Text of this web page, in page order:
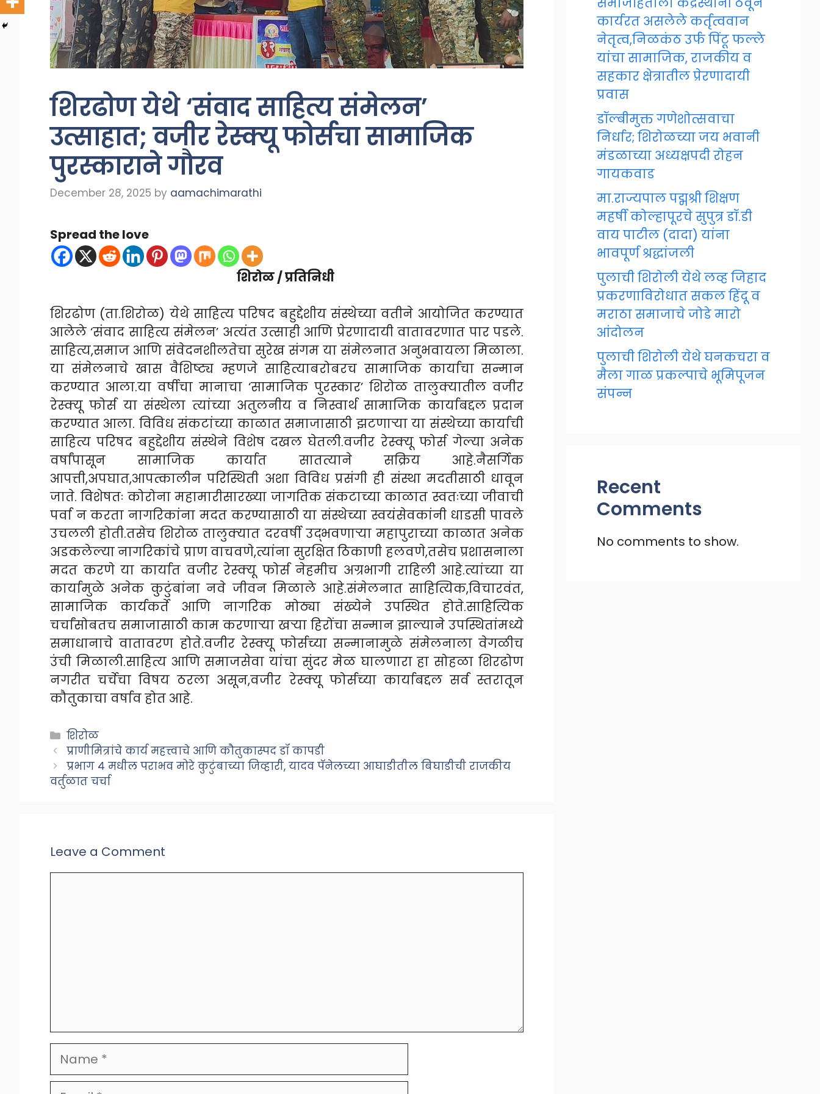
शिरढोण येथे ‘संवाद साहित्य संमेलन’
उत्साहात; वजीर रेस्क्यू फोर्सचा सामाजिक
पुरस्काराने गौरव
December 28, 2025 by aamachimarathi
Spread the love
शिरोळ / प्रतिनिधी
शिरढोण (ता.शिरोळ) येथे साहित्य परिषद बहुद्देशीय संस्थेच्या वतीने आयोजित करण्यात
आलेले ‘संवाद साहित्य संमेलन’ अत्यंत उत्साही आणि प्रेरणादायी वातावरणात पार पडले.
साहित्य,समाज आणि संवेदनशीलतेचा सुरेख संगम या संमेलनात अनुभवायला मिळाला.
या संमेलनाचे खास वैशिष्ट्य म्हणजे साहित्याबरोबरच सामाजिक कार्याचा सन्मान
करण्यात आला.या वर्षीचा मानाचा ‘सामाजिक पुरस्कार’ शिरोळ तालुक्यातील वजीर
रेस्क्यू फोर्स या संस्थेला त्यांच्या अतुलनीय व निस्वार्थ सामाजिक कार्याबद्दल प्रदान
करण्यात आला. विविध संकटांच्या काळात समाजासाठी झटणाऱ्या या संस्थेच्या कार्याची
साहित्य परिषद बहुद्देशीय संस्थेने विशेष दखल घेतली.वजीर रेस्क्यू फोर्स गेल्या अनेक
वर्षांपासून सामाजिक कार्यात सातत्याने सक्रिय आहे.नैसर्गिक
आपत्ती,अपघात,आपत्कालीन परिस्थिती अशा विविध प्रसंगी ही संस्था मदतीसाठी धावून
जाते. विशेषतः कोरोना महामारीसारख्या जागतिक संकटाच्या काळात स्वतःच्या जीवाची
पर्वा न करता नागरिकांना मदत करण्यासाठी या संस्थेच्या स्वयंसेवकांनी धाडसी पावले
उचलली होती.तसेच शिरोळ तालुक्यात दरवर्षी उद्भवणाऱ्या महापुराच्या काळात अनेक
अडकलेल्या नागरिकांचे प्राण वाचवणे,त्यांना सुरक्षित ठिकाणी हलवणे,तसेच प्रशासनाला
मदत करणे या कार्यात वजीर रेस्क्यू फोर्स नेहमीच अग्रभागी राहिली आहे.त्यांच्या या
कार्यामुळे अनेक कुटुंबांना नवे जीवन मिळाले आहे.संमेलनात साहित्यिक,विचारवंत,
सामाजिक कार्यकर्ते आणि नागरिक मोठ्या संख्येने उपस्थित होते.साहित्यिक
चर्चांसोबतच समाजासाठी काम करणाऱ्या खऱ्या हिरोंचा सन्मान झाल्याने उपस्थितांमध्ये
समाधानाचे वातावरण होते.वजीर रेस्क्यू फोर्सच्या सन्मानामुळे संमेलनाला वेगळीच
उंची मिळाली.साहित्य आणि समाजसेवा यांचा सुंदर मेळ घालणारा हा सोहळा शिरढोण
नगरीत चर्चेचा विषय ठरला असून,वजीर रेस्क्यू फोर्सच्या कार्याबद्दल सर्व स्तरातून
कौतुकाचा वर्षाव होत आहे.
Categories
शिरोळ
प्राणीमित्रांचे कार्य महत्त्वाचे आणि कौतुकास्पद डॉ कापडी
प्रभाग ४ मधील पराभव मोरे कुटुंबाच्या जिव्हारी, यादव पॅनेलच्या आघाडीतील बिघाडीची राजकीय
वर्तुळात चर्चा
Leave a Comment
Name
Email
कार्यरत असलेले कर्तृत्ववान
नेतृत्व,निळकंठ उर्फ पिंटू फल्ले
यांचा सामाजिक, राजकीय व
सहकार क्षेत्रातील प्रेरणादायी
प्रवास
डॉल्बीमुक्त गणेशोत्सवाचा
निर्धार; शिरोळच्या जय भवानी
मंडळाच्या अध्यक्षपदी रोहन
गायकवाड
मा.राज्यपाल पद्मश्री शिक्षण
महर्षी कोल्हापूरचे सुपुत्र डॉ.डी
वाय पाटील (दादा) यांना
भावपूर्ण श्रद्धांजली
पुलाची शिरोली येथे लव्ह जिहाद
प्रकरणाविरोधात सकल हिंदू व
मराठा समाजाचे जोडे मारो
आंदोलन
पुलाची शिरोली येथे घनकचरा व
मैला गाळ प्रकल्पाचे भूमिपूजन
संपन्न
Recent
Comments
No comments to show.